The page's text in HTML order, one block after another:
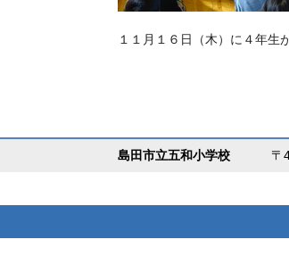
１１月１６日（木）に４年生
島田市立五和小学校 〒